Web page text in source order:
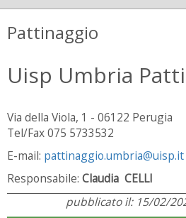
Pattinaggio
Uisp Umbria
Via della Viola, 1 - 06122 Perugia
Tel/Fax 075 5733532
E-mail: pattinaggio.umbria@uisp.it
Responsabile: Claudia CELLI
pubblicato il: 15/02/